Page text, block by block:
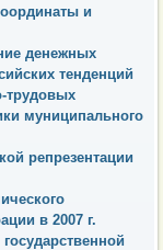
и
денежных
тенденций
трудовых
муниципального
репрезентации
в 2007 г.